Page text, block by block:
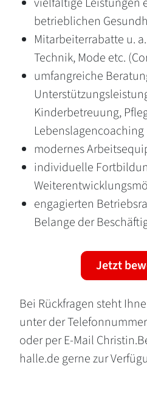
betrieblichen
Mitarbeiterrabatte u.
Technik, Mode etc.
umfangreiche
Kinderbetreuung,
modernes
individuelle
engagierten
Belange der
Jetzt
Bei Rückfragen steht
unter der
oder per E-Mail
halle.de gerne zur